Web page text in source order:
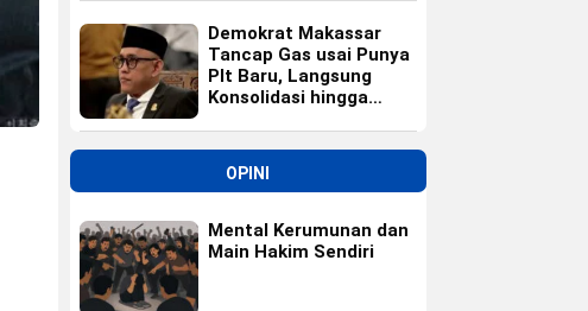
Demokrat Makassar
Tancap Gas usai Punya
Plt Baru, Langsung
Konsolidasi hingga
OPINI
Mental Kerumunan dan
Main Hakim Sendiri